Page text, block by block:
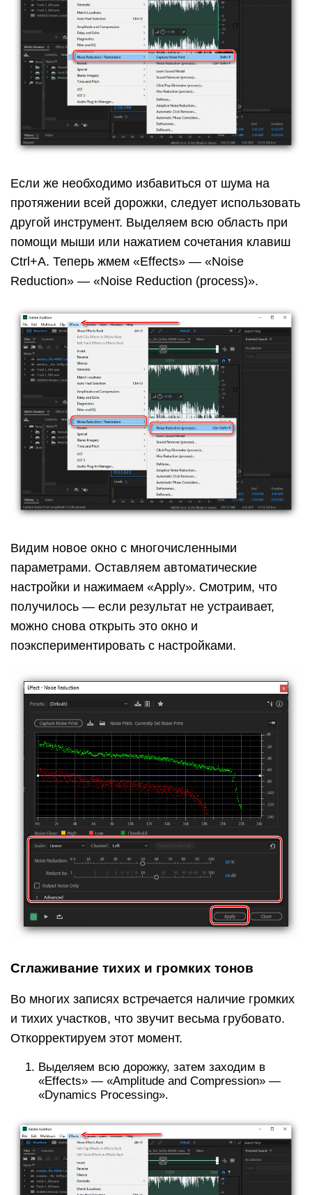
Если же необходимо избавиться от шума на
протяжении всей дорожки, следует использовать
другой инструмент. Выделяем всю область при
помощи мыши или нажатием сочетания клавиш
Ctrl+A. Теперь жмем «Effects» — «Noise
Reduction» — «Noise Reduction (process)».
Видим новое окно с многочисленными
параметрами. Оставляем автоматические
настройки и нажимаем «Apply». Смотрим, что
получилось — если результат не устраивает,
можно снова открыть это окно и
поэкспериментировать с настройками.
Сглаживание тихих и громких тонов
Во многих записях встречается наличие громких
и тихих участков, что звучит весьма грубовато.
Откорректируем этот момент.
Выделяем всю дорожку, затем заходим в
«Effects» — «Amplitude and Compression» —
«Dynamics Processing».